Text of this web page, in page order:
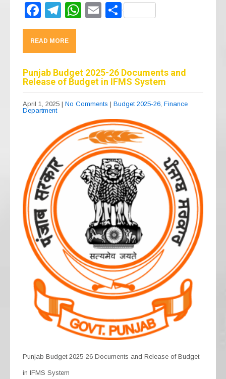
F
a
c
e
b
o
o
T
el
e
gr
a
m
W
A
p
p
E S
READ MORE
Punjab Budget 2025-26 Documents and
Release of Budget in IFMS System
April 1, 2025 | No Comments | Budget 2025-26 Finance
Department
Punjab Budget 2025-26 Documents and Release of Budget
in IFMS System